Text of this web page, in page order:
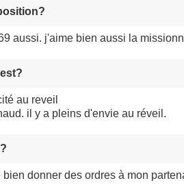
aussi. j'aime bien aussi la
au reveil
il y a pleins d'envie au réveil.
donner des ordres à mon